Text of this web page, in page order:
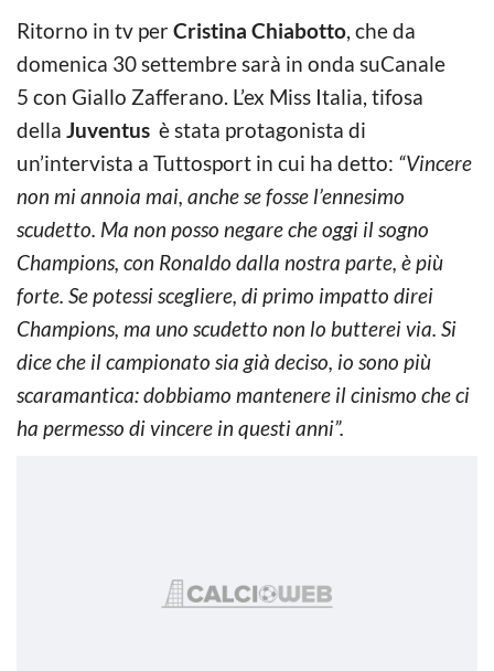
Ritorno in tv perCristina Chiabotto, che da
domenica 30 settembre sarà in onda suCanale
5 con Giallo Zafferano. L’ex Miss Italia, tifosa
della Juventus è stata protagonista di
un’intervista a Tuttosport in cui ha detto: “Vincere
non mi annoia mai, anche se fosse l’ennesimo
scudetto. Ma non posso negare che oggi il sogno
Champions, con Ronaldo dalla nostra parte, è più
forte. Se potessi scegliere, di primo impatto direi
Champions, ma uno scudetto non lo butterei via. Si
dice che il campionato sia già deciso, io sono più
scaramantica: dobbiamo mantenere il cinismo che ci
ha permesso di vincere in questi anni”.